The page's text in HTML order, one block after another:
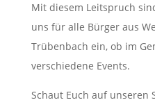
Mit diesem Leitspruch
uns für alle Bürger aus
Trübenbach ein, ob im
verschiedene Events.
Schaut Euch auf unseren